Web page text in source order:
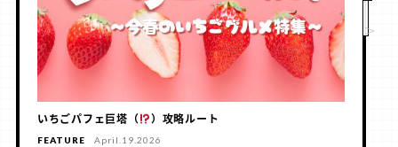
いちごパフェ巨塔（ ）攻略ルート
FEATURE April.19.2026